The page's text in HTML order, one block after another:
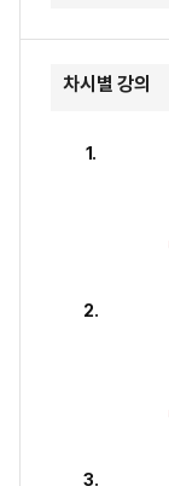
차시별 강의
1.
2.
3.